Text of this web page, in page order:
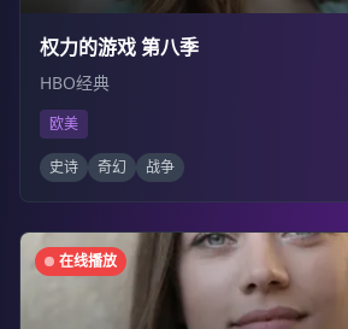
权力的游戏 第八季
HBO经典
欧美
史诗 奇幻 战争
在线播放